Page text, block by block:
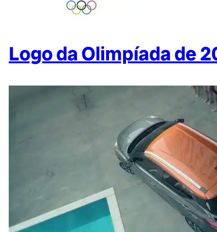
Logo da Olimpíada de